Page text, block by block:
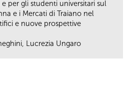
per gli studenti universitari sul
e i Mercati di Traiano nel
e nuove prospettive
Lucrezia Ungaro